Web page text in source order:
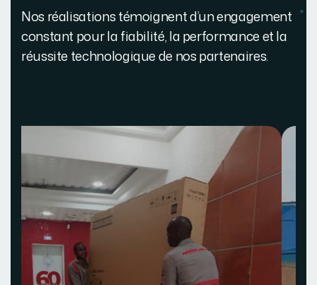
Nos réalisations témoignent d’un engagement
constant pour la fiabilité, la performance et la
réussite technologique de nos partenaires.